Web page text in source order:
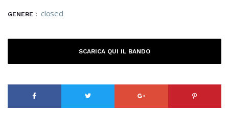
GENERE : closed
SCARICA QUI IL BANDO